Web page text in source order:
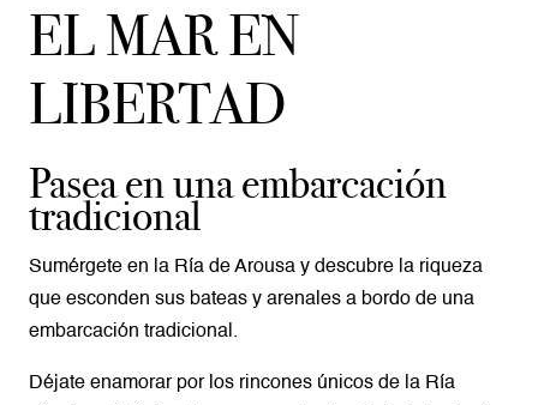
EL MAR EN
LIBERTAD
Pasea en una embarcación
tradicional
Sumérgete en la Ría de Arousa y descubre la riqueza
que esconden sus bateas y arenales a bordo de una
embarcación tradicional.
Déjate enamorar por los rincones únicos de la Ría